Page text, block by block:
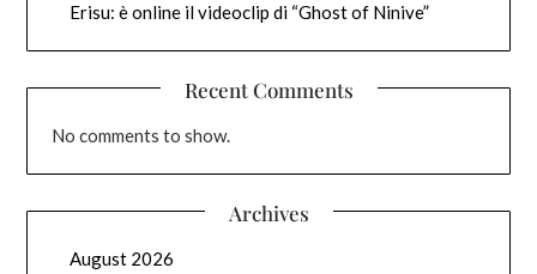
Erisu: è online il videoclip di “Ghost of Ninive”
Recent Comments
No comments to show.
Archives
August 2026